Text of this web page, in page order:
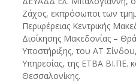
Ζάχος, εκπρόσωποι των
Περιφέρειας Κεντρικής
Διοίκησης Μακεδονίας –
Υποστήριξης, του ΑΤ
Υπηρεσίας, της ΕΤΒΑ ΒΙ.ΠΕ.
Θεσσαλονίκης.